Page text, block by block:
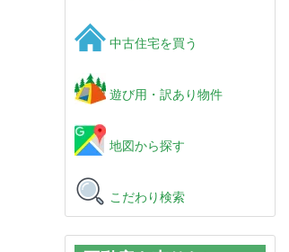
中古住宅を買う
遊び用・訳あり物件
地図から探す
こだわり検索